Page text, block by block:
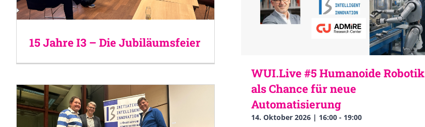
15 Jahre I3 – Die Jubiläumsfeier
WUI.Live #5 Humanoide Robotik
als Chance für neue
Automatisierung
14. Oktober 2026 | 16:00- 19:00